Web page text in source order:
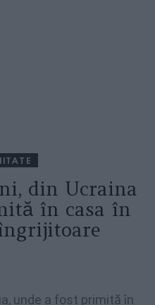
din Ucraina
în casa în
unde a fost primită în